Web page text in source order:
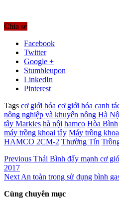
Chia sẻ
Facebook
Twitter
Google +
Stumbleupon
LinkedIn
Pinterest
Tags cơ giới hóa cơ giới hóa canh
nông nghiệp và khuyến nông Hà
tây Markies hà nội hamco Hòa Bình
máy trồng khoai tây Máy trồng
HAMCO 2CM-2 Thường Tín
Previous Thái Bình đẩy mạnh cơ
2017
Next An toàn trong sử dụng bình
Cùng chuyên mục